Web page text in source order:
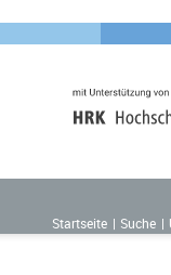
Startseite
Suche